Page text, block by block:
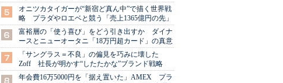
オニツカタイガーが“新宿ど真ん中”で描く世界戦
略 プラダやロエベと競う「売上1365億円の先」
富裕層の「使う喜び」をどう引き出すか ダイナ
ースとニューオータニ「18万円超カード」の真意
「サングラス＝不良」の偏見を巧みに壊した
Zoff 社長が明かす“したたかな”ブランド戦略
年会費16万5000円を「据え置いた」AMEX プラ